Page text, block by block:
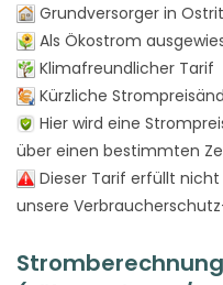
Grundversorger in
Als Ökostrom
Klimafreundlicher Tarif
Kürzliche
Hier wird eine
über einen bestimmten
Dieser Tarif erfüllt nicht
unsere